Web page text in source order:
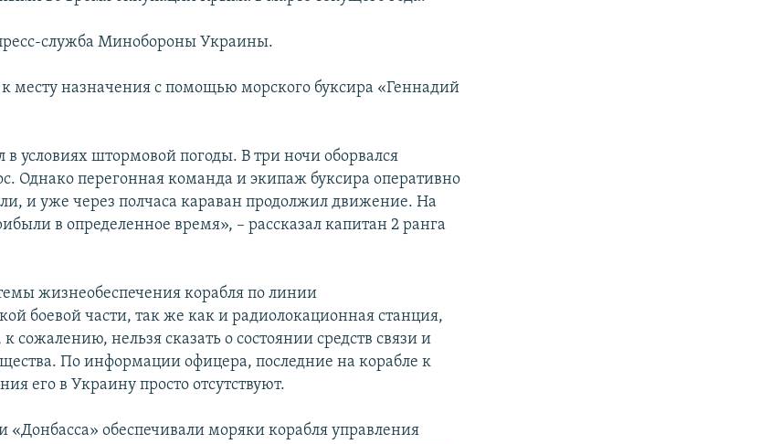
служба Минобороны Украины.
месту назначения с помощью морского буксира «Геннадий
в условиях штормовой погоды. В три ночи оборвался
Однако перегонная команда и экипаж буксира оперативно
и уже через полчаса караван продолжил движение. На
в определенное время», – рассказал капитан 2 ранга
жизнеобеспечения корабля по линии
боевой части, так же как и радиолокационная станция,
к сожалению, нельзя сказать о состоянии средств связи и
По информации офицера, последние на корабле к
его в Украину просто отсутствуют.
«Донбасса» обеспечивали моряки корабля управления